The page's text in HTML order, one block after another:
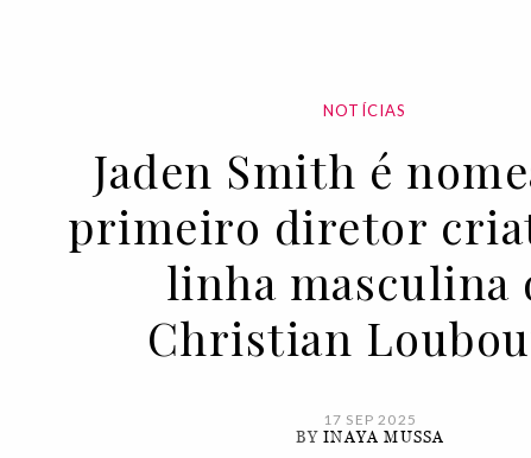
NOTÍCIAS
Jaden Smith é
primeiro diretor
linha masculina
Christian
17 SEP 2025
BYINAYA MUSSA